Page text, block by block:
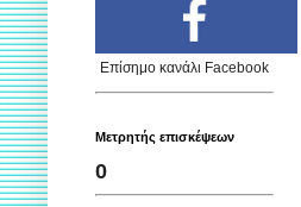
Επίσημο κανάλι Facebook
Μετρητής επισκέψεων
0